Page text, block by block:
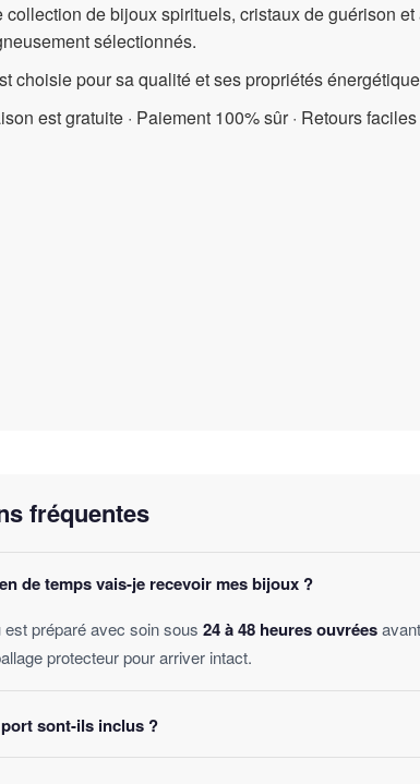
collection de bijoux spirituels, cristaux de guérison
sélectionnés.
choisie pour sa qualité et ses propriétés
est gratuite · Paiement 100% sûr · Retours
fréquentes
de temps vais-je recevoir mes bijoux ?
est préparé avec soin sous 24 à 48 heures ouvrées
protecteur pour arriver intact.
sont-ils inclus ?